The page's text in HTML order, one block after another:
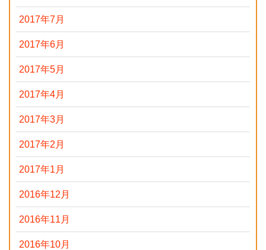
2017年7月
2017年6月
2017年5月
2017年4月
2017年3月
2017年2月
2017年1月
2016年12月
2016年11月
2016年10月